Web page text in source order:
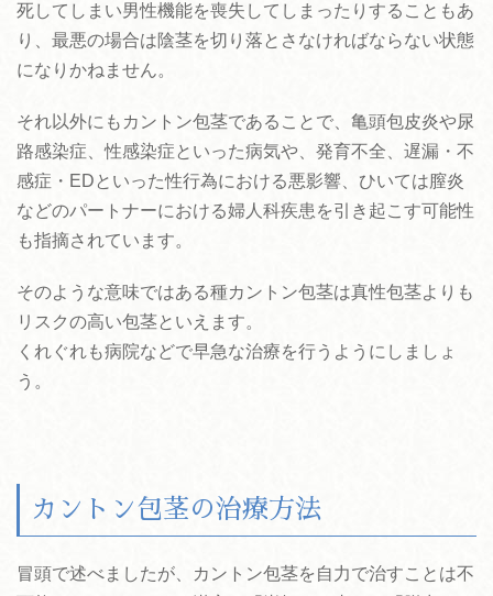
死してしまい男性機能を喪失してしまったりすることもあ
り、最悪の場合は陰茎を切り落とさなければならない状態
になりかねません。
それ以外にもカントン包茎であることで、亀頭包皮炎や尿
路感染症、性感染症といった病気や、発育不全、遅漏・不
感症・EDといった性行為における悪影響、ひいては膣炎
などのパートナーにおける婦人科疾患を引き起こす可能性
も指摘されています。
そのような意味ではある種カントン包茎は真性包茎よりも
リスクの高い包茎といえます。
くれぐれも病院などで早急な治療を行うようにしましょ
う。
カントン包茎の治療方法
冒頭で述べましたが、カントン包茎を自力で治すことは不